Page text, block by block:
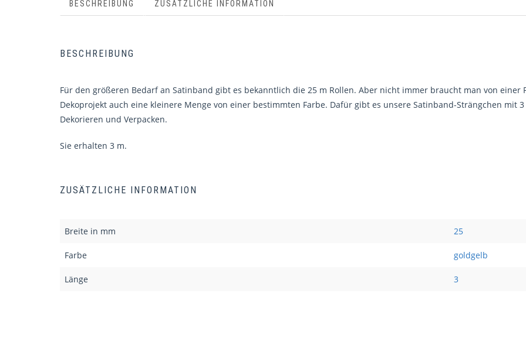
BESCHREIBUNG ZUSÄTZLICHE INFORMATION
BESCHREIBUNG
Für den größeren Bedarf an Satinband gibt es bekanntlich die 25 m Rollen. Aber nicht immer braucht man von einer
Dekoprojekt auch eine kleinere Menge von einer bestimmten Farbe. Dafür gibt es unsere Satinband-Strängchen mit
Dekorieren und Verpacken.
Sie erhalten 3 m.
ZUSÄTZLICHE INFORMATION
Breite in mm 25
Farbe goldgelb
Länge 3